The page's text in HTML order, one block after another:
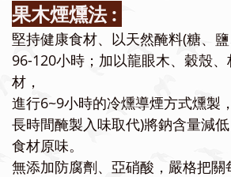
果木煙燻法 :
堅持健康食材、以天然醃料(糖、
96-120小時；加以龍眼木、穀殼
材，
進行6~9小時的冷燻導煙方式燻製
長時間醃製入味取代)將鈉含量減
食材原味。
無添加防腐劑、亞硝酸，嚴格把